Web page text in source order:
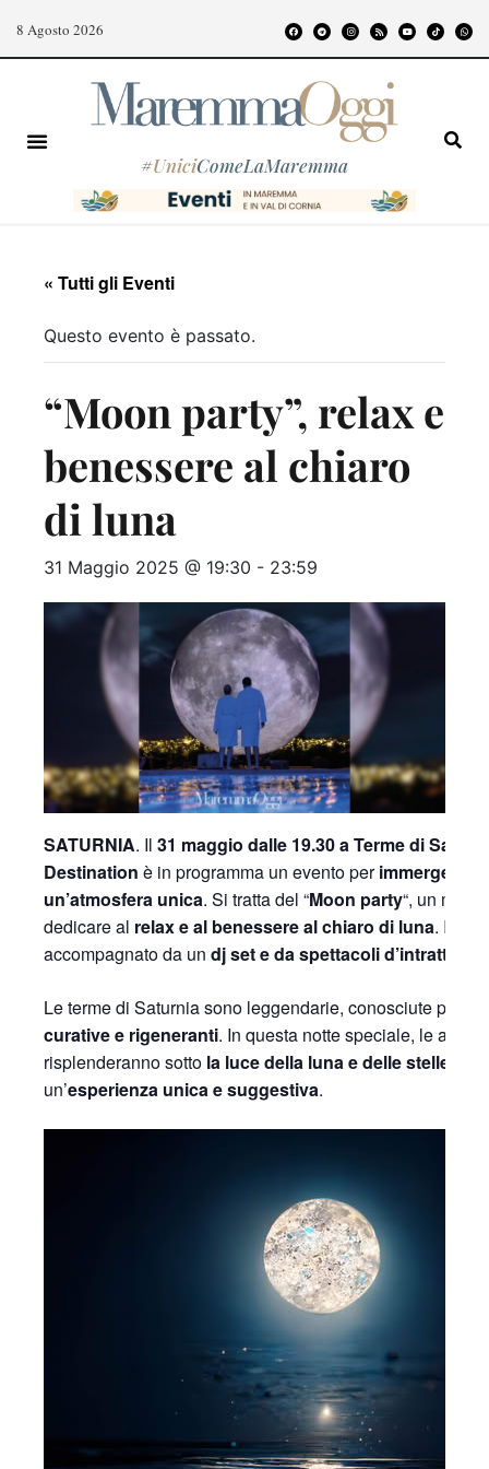
8 Agosto 2026
#UniciComeLaMaremma
« Tutti gli Eventi
Questo evento è passato.
“Moon party”, relax e
benessere al chiaro
di luna
31 Maggio 2025 @ 19:30 - 23:59
SATURNIA. Il 31 maggio dalle 19.30 a Terme di
Destination è in programma un evento per immergersi
un’atmosfera unica. Si tratta del “Moon party“, un
dedicare al relax e al benessere al chiaro di luna. Il tutto
accompagnato da un dj set e da spettacoli
Le terme di Saturnia sono leggendarie, conosciute per
curative e rigeneranti. In questa notte speciale, le
risplenderanno sotto la luce della luna e delle stelle
un’esperienza unica e suggestiva.